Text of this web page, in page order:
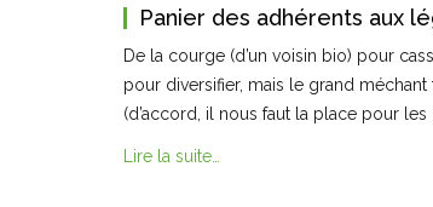
Panier des adhérents aux
De la courge (d’un voisin bio) pour
pour diversifier, mais le grand
(d’accord, il nous faut la place pour
Lire la suite…